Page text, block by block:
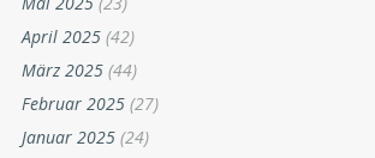
April 2025 (42)
März 2025 (44)
Februar 2025 (27)
Januar 2025 (24)